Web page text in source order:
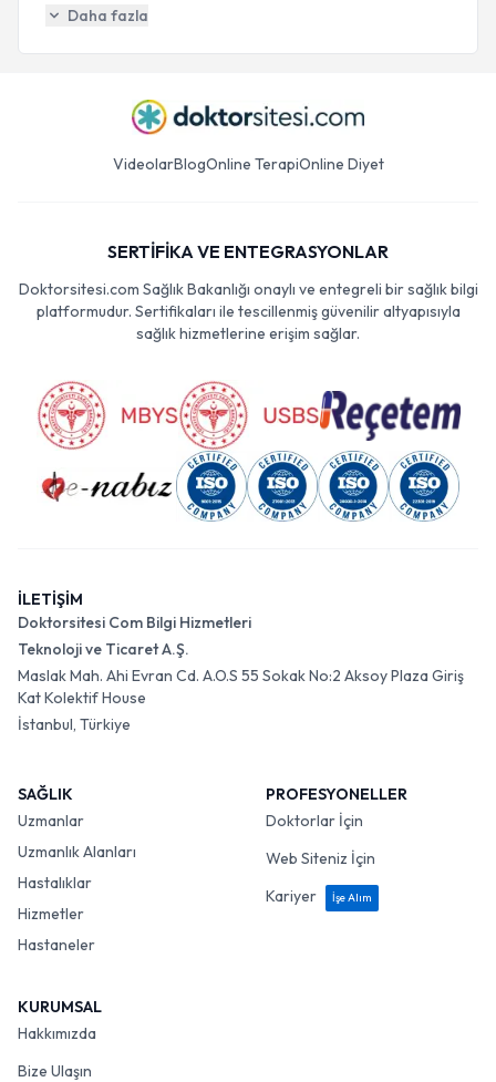
Daha fazla
VideolarBlogOnline TerapiOnline Diyet
SERTİFİKA VE ENTEGRASYONLAR
Doktorsitesi.com Sağlık Bakanlığı onaylı ve entegreli bir sağlık bilgi
platformudur. Sertifikaları ile tescillenmiş güvenilir altyapısıyla
sağlık hizmetlerine erişim sağlar.
İLETİŞİM
Doktorsitesi Com Bilgi Hizmetleri
Teknoloji ve Ticaret A.Ş.
Maslak Mah. Ahi Evran Cd. A.O.S 55 Sokak No:2 Aksoy Plaza Giriş
Kat Kolektif House
İstanbul, Türkiye
SAĞLIK
Uzmanlar
Uzmanlık Alanları
Hastalıklar
Hizmetler
Hastaneler
PROFESYONELLER
Doktorlar İçin
Web Siteniz İçin
Kariyer
İşe Alım
KURUMSAL
Hakkımızda
Bize Ulaşın